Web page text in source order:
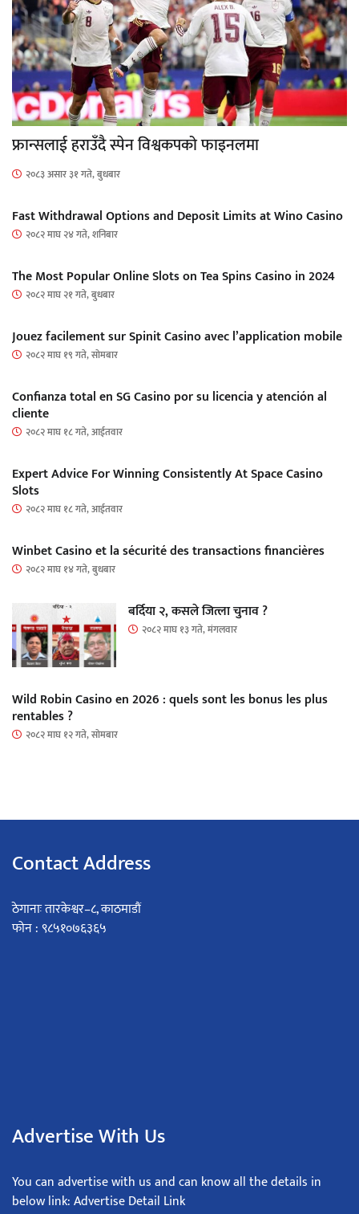
फ्रान्सलाई हराउँदै स्पेन विश्वकपको फाइनलमा
२०८३ असार ३१ गते, बुधबार
Fast Withdrawal Options and Deposit Limits at Wino Casino
२०८२ माघ २४ गते, शनिबार
The Most Popular Online Slots on Tea Spins Casino in 2024
२०८२ माघ २१ गते, बुधबार
Jouez facilement sur Spinit Casino avec l’application mobile
२०८२ माघ १९ गते, सोमबार
Confianza total en SG Casino por su licencia y atención al
cliente
२०८२ माघ १८ गते, आईतवार
Expert Advice For Winning Consistently At Space Casino
Slots
२०८२ माघ १८ गते, आईतवार
Winbet Casino et la sécurité des transactions financières
२०८२ माघ १४ गते, बुधबार
बर्दिया २, कसले जित्ला चुनाव ?
२०८२ माघ १३ गते, मंगलवार
Wild Robin Casino en 2026 : quels sont les bonus les plus
rentables ?
२०८२ माघ १२ गते, सोमबार
Contact Address
ठेगानाः तारकेश्वर–८, काठमाडौं
फोन : ९८५१०७६३६५
Advertise With Us
You can advertise with us and can know all the details in
below link: Advertise Detail Link